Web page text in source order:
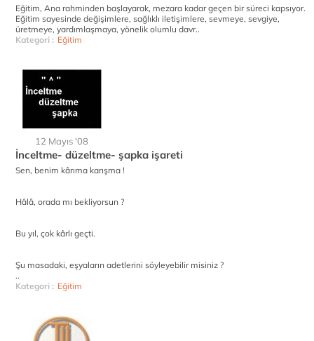
Eğitim, Ana rahminden başlayarak, mezara kadar geçen bir süreci kapsıyor.
Eğitim sayesinde değişimlere, sağlıklı iletişimlere, sevmeye, sevgiye,
üretmeye, yardımlaşmaya, yönelik olumlu davr..
Kategori : Eğitim
12 Mayıs '08
İnceltme- düzeltme- şapka işareti
Sen, benim kârıma karışma !
Hâlâ, orada mı bekliyorsun ?
Bu yıl, çok kârlı geçti.
Şu masadaki, eşyaların adetlerini söyleyebilir misiniz ?
..
Kategori : Eğitim